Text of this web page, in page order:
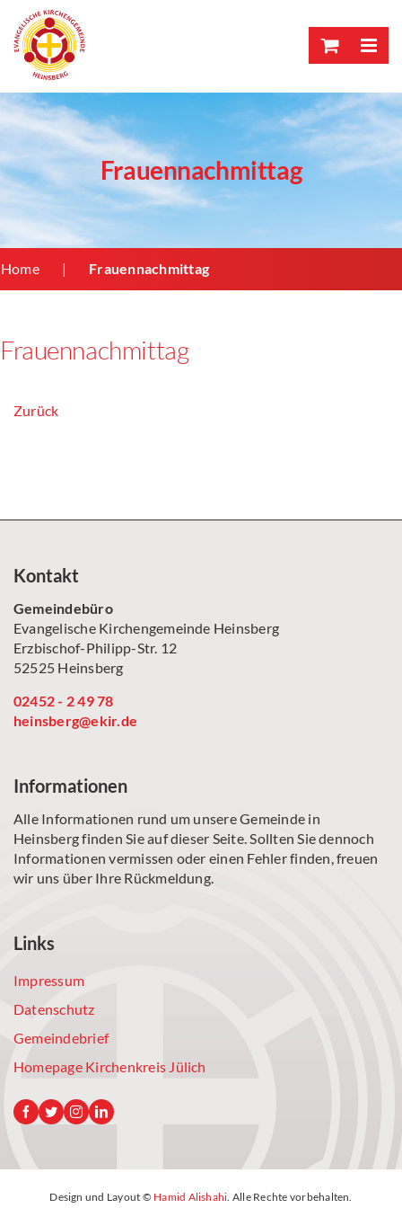
content
Frauennachmittag
Home Frauennachmittag
Frauennachmittag
Zurück
Kontakt
Gemeindebüro
Evangelische Kirchengemeinde Heinsberg
Erzbischof-Philipp-Str. 12
52525 Heinsberg
02452 - 2 49 78
heinsberg@ekir.de
Informationen
Alle Informationen rund um unsere Gemeinde in
Heinsberg finden Sie auf dieser Seite. Sollten Sie dennoch
Informationen vermissen oder einen Fehler finden, freuen
wir uns über Ihre Rückmeldung.
Links
Impressum
Datenschutz
Gemeindebrief
Homepage Kirchenkreis Jülich
Design und Layout © Hamid Alishahi. Alle Rechte vorbehalten.